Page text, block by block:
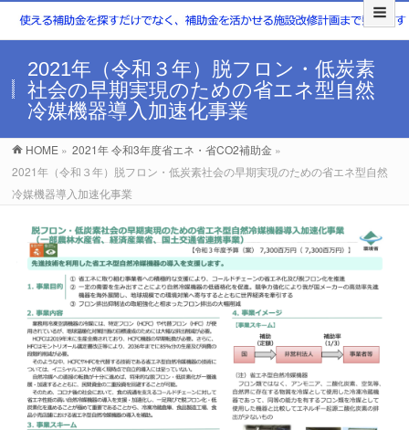
2021年（令和３年）脱フロン・低炭素
社会の早期実現のための省エネ型自然
冷媒機器導入加速化事業
HOME » 2021年 令和3年度省エネ・省CO2補助金 »
2021年（令和３年）脱フロン・低炭素社会の早期実現のための省エネ型自然
冷媒機器導入加速化事業